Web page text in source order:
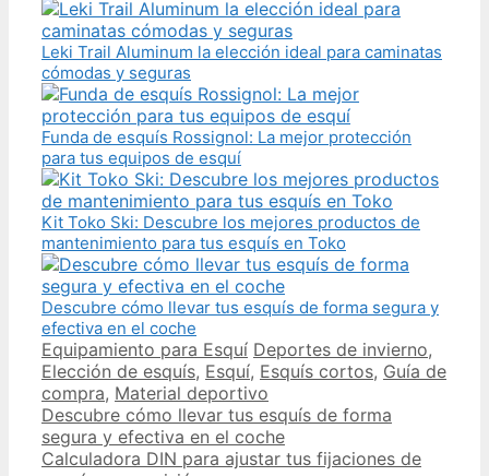
Leki Trail Aluminum la elección ideal para caminatas
cómodas y seguras
Funda de esquís Rossignol: La mejor protección
para tus equipos de esquí
Kit Toko Ski: Descubre los mejores productos de
mantenimiento para tus esquís en Toko
Descubre cómo llevar tus esquís de forma segura y
efectiva en el coche
Categories
Equipamiento para Esquí Tags
Deportes de invierno,
Elección de esquís, Esquí, Esquís cortos, Guía de
compra, Material deportivo
Post
navigation
Descubre cómo llevar tus esquís de forma
segura y efectiva en el coche
Calculadora DIN para ajustar tus fijaciones de